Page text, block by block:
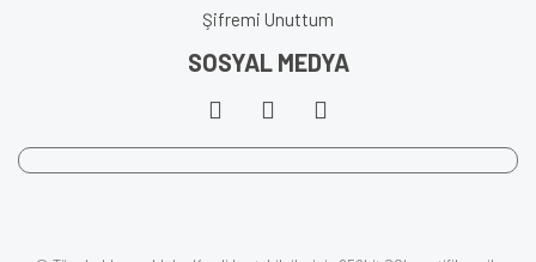
Şifremi Unuttum
SOSYAL MEDYA